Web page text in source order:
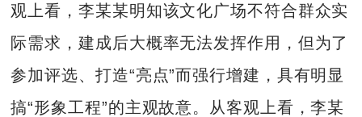
观上看，李某某明知该文化广场不符合群众实
际需求，建成后大概率无法发挥作用，但为了
参加评选、打造“亮点”而强行增建，具有明显
搞“形象工程”的主观故意。从客观上看，李某